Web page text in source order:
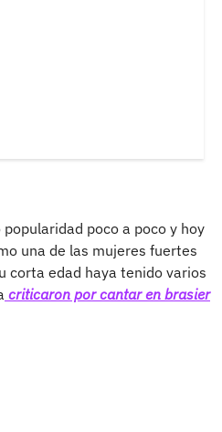
popularidad poco a poco y hoy
una de las mujeres fuertes
corta edad haya tenido varios
criticaron por cantar en brasier